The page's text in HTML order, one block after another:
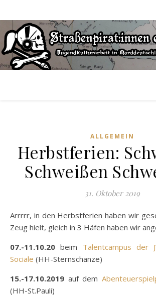
ALLGEMEIN
Herbstferien:
Schweißen
31. Oktober 2019
Arrrrr, in den Herbstferien haben wir geschweißt, was das
Zeug hielt, gleich in 3 Häfen haben wir
07.-11.10.20 beim Talentcampus der
Sociale (HH-Sternschanze)
15.-17.10.2019 auf dem
(HH-St.Pauli)